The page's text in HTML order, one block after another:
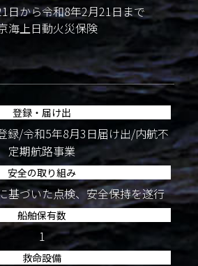
日から令和8年2月21日まで
海上日動火災保険
登録・届け出
録/令和5年8月3日届け出/内航不
定期航路事業
安全の取り組み
基づいた点検、安全保持を遂行
船舶保有数
1
救命設備